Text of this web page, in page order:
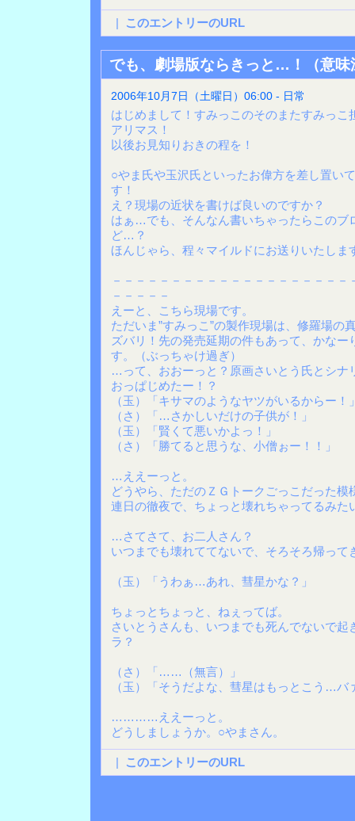
| このエントリーのURL
でも、劇場版ならきっと…！（意味
2006年10月7日（土曜日）06:00 - 日常
はじめまして！すみっこのそのまたすみっこ
アリマス！
以後お見知りおきの程を！
○やま氏や玉沢氏といったお偉方を差し置い
す！
え？現場の近状を書けば良いのですか？
はぁ…でも、そんなん書いちゃったらこのブ
ど…？
ほんじゃら、程々マイルドにお送りいたしま
－－－－－－－－－－－－－－－－－－－
－－－－－
えーと、こちら現場です。
ただいま”すみっこ”の製作現場は、修羅場の
ズバリ！先の発売延期の件もあって、かなー
す。（ぶっちゃけ過ぎ）
…って、おおーっと？原画さいとう氏とシナ
おっぱじめたー！？
（玉）「キサマのようなヤツがいるからー！
（さ）「…さかしいだけの子供が！」
（玉）「賢くて悪いかよっ！」
（さ）「勝てると思うな、小僧ぉー！！」
…ええーっと。
どうやら、ただのＺＧトークごっこだった模
連日の徹夜で、ちょっと壊れちゃってるみた
…さてさて、お二人さん？
いつまでも壊れててないで、そろそろ帰って
（玉）「うわぁ…あれ、彗星かな？」
ちょっとちょっと、ねぇってば。
さいとうさんも、いつまでも死んでないで起
ラ？
（さ）「……（無言）」
（玉）「そうだよな、彗星はもっとこう…
…………ええーっと。
どうしましょうか。○やまさん。
| このエントリーのURL